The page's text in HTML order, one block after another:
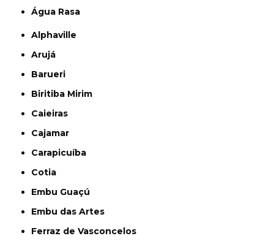
Água Rasa
Alphaville
Arujá
Barueri
Biritiba Mirim
Caieiras
Cajamar
Carapicuíba
Cotia
Embu Guaçú
Embu das Artes
Ferraz de Vasconcelos